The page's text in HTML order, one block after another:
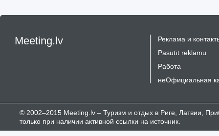
Meeting.lv
Реклама и
Pasūtīt reklāmu
Работа
неОфициальная
© 2002–2015 Meeting.lv – Туризм и отдых в Риге, Латвии,
только при наличии активной ссылки на источник.